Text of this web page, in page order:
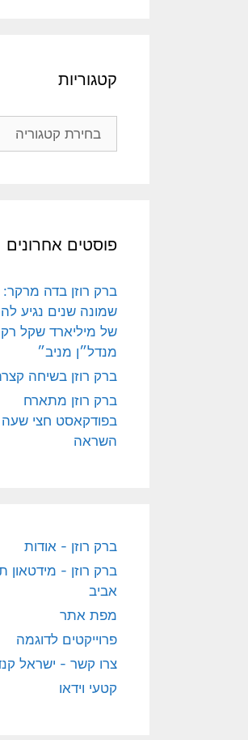
קטגוריות
פוסטים אחרונים
ברק רוזן בדה
שמונה שנים נגיע
של מיליארד שקל רק
מנדל״ן מניב״
ברק רוזן בשיחה
ברק רוזן מתארח
בפודקאסט חצי
השראה
ברק רוזן - אודות
ברק רוזן - מידטאון
אביב
מפת אתר
פרוייקטים לדוגמה
צרו קשר - ישראל
קטעי וידאו